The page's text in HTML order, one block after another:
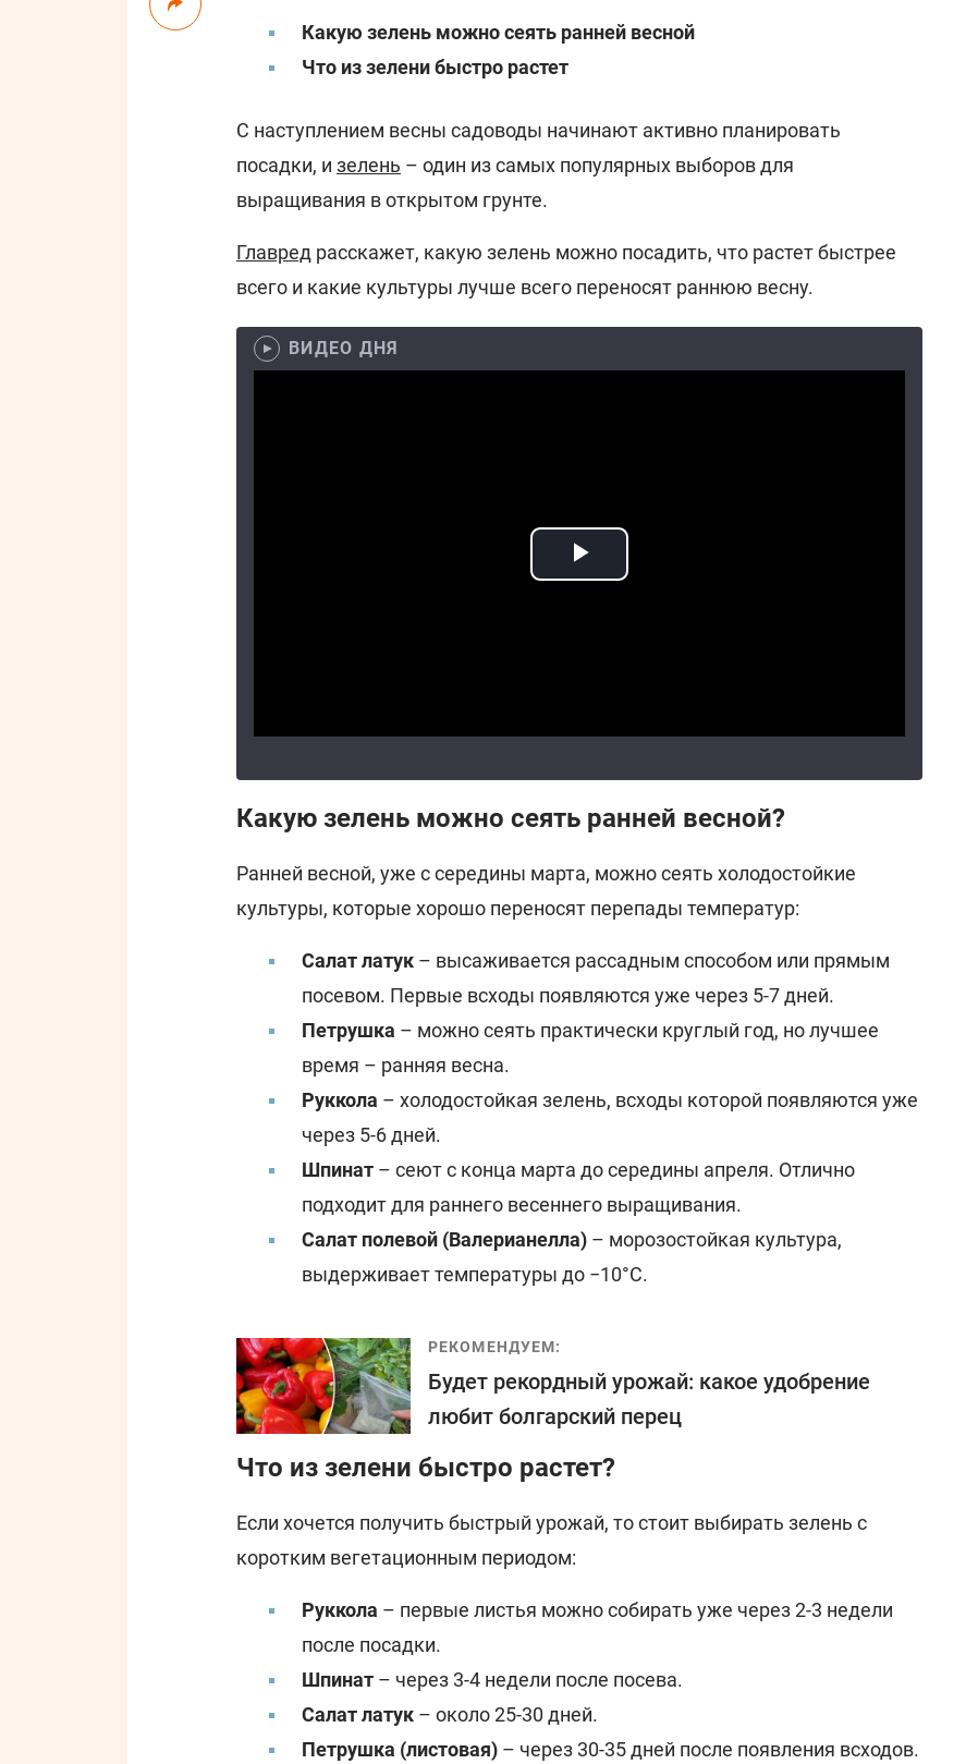
Какую зелень можно сеять ранней весной
Что из зелени быстро растет
С наступлением весны садоводы начинают активно планировать
посадки, и зелень – один из самых популярных выборов для
выращивания в открытом грунте.
Главред расскажет, какую зелень можно посадить, что растет быстрее
всего и какие культуры лучше всего переносят раннюю весну.
ВИДЕО ДНЯ
Какую зелень можно сеять ранней весной?
Ранней весной, уже с середины марта, можно сеять холодостойкие
культуры, которые хорошо переносят перепады температур:
Салат латук – высаживается рассадным способом или прямым
посевом. Первые всходы появляются уже через 5-7 дней.
Петрушка – можно сеять практически круглый год, но лучшее
время – ранняя весна.
Руккола – холодостойкая зелень, всходы которой появляются уже
через 5-6 дней.
Шпинат – сеют с конца марта до середины апреля. Отлично
подходит для раннего весеннего выращивания.
Салат полевой (Валерианелла) – морозостойкая культура,
выдерживает температуры до −10°C.
РЕКОМЕНДУЕМ:
Будет рекордный урожай: какое удобрение
любит болгарский перец
Что из зелени быстро растет?
Если хочется получить быстрый урожай, то стоит выбирать зелень с
коротким вегетационным периодом:
Руккола – первые листья можно собирать уже через 2-3 недели
после посадки.
Шпинат – через 3-4 недели после посева.
Салат латук – около 25-30 дней.
Петрушка (листовая) – через 30-35 дней после появления всходов.